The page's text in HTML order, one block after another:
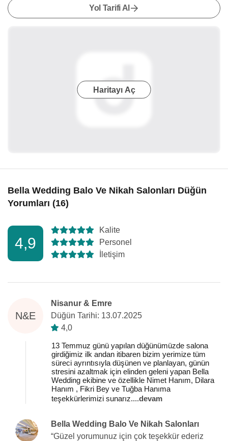
Yol Tarifi Al
Haritayı Aç
Bella Wedding Balo Ve Nikah Salonları Düğün
Yorumları (16)
4,9
Kalite
Personel
İletişim
N&E
Nisanur & Emre
Düğün Tarihi: 13.07.2025
4,0
13 Temmuz günü yapılan düğünümüzde salona
girdiğimiz ilk andan itibaren bizim yerimize tüm
süreci ayrıntısıyla düşünen ve planlayan, günün
stresini azaltmak için elinden geleni yapan Bella
Wedding ekibine ve özellikle Nimet Hanım, Dilara
Hanım , Fikri Bey ve Tuğba Hanıma
teşekkürlerimizi sunarız....devam
Bella Wedding Balo Ve Nikah Salonları
“Güzel yorumunuz için çok teşekkür ederiz